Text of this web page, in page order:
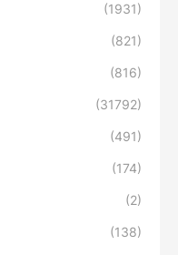
(1931)
(821)
(816)
(31792)
(491)
(174)
(2)
(138)